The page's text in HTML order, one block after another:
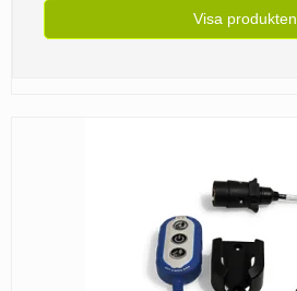
Visa produkten